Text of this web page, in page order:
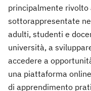
principalmente rivolto
sottorappresentate
adulti, studenti e
università, a
accedere a
una piattaforma
di apprendimento